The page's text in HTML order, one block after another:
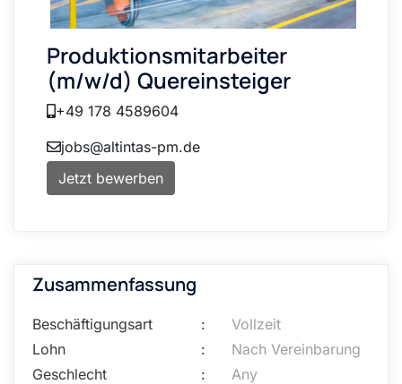
Produktionsmitarbeiter
(m/w/d) Quereinsteiger
+49 178 4589604
jobs@altintas-pm.de
Jetzt bewerben
Zusammenfassung
Beschäftigungsart :
Vollzeit
Lohn
:
Nach Vereinbarung
Geschlecht
:
Any